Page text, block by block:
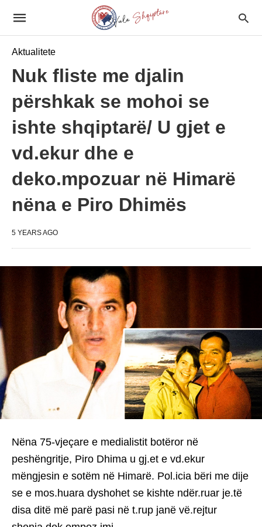
Aktualitete
Nuk fliste me djalin
përshkak se mohoi se
ishte shqiptarë/ U gjet e
vd.ekur dhe e
deko.mpozuar në Himarë
nëna e Piro Dhimës
5 YEARS AGO
Nëna 75-vjeçare e medialistit botëror në
peshëngritje, Piro Dhima u gj.et e vd.ekur
mëngjesin e sotëm në Himarë. Pol.icia bëri me dije
se e mos.huara dyshohet se kishte ndër.ruar je.të
disa ditë më parë pasi në t.rup janë vë.rejtur